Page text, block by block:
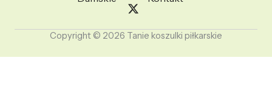
Copyright © 2026 Tanie koszulki piłkarskie